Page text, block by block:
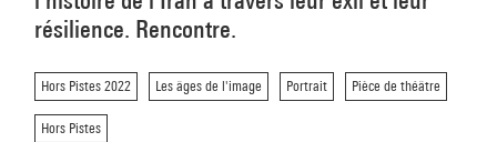
résilience. Rencontre.
Hors Pistes 2022 Les âges de l'image Portrait Pièce de théâtre
Hors Pistes